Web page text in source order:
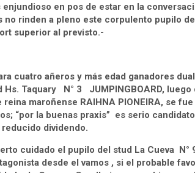
enjundioso en pos de estar en la
no rinden a pleno este corpulento pupilo
superior al previsto.-
cuatro añeros y más edad ganadores
Hs. Taquary N° 3 JUMPINGBOARD,
reina maroñense RAIHNA PIONEIRA, se
“por la buenas praxis” es serio
dividendo.
cuidado el pupilo del stud La Cueva
desde el vamos , si el probable